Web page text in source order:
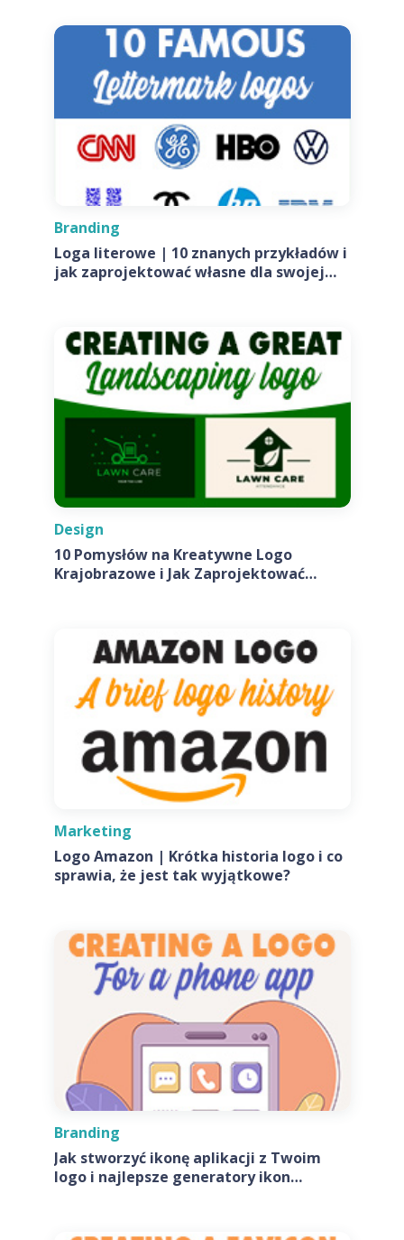
Branding
Loga literowe | 10 znanych przykładów i
jak zaprojektować własne dla swojej
Design
10 Pomysłów na Kreatywne Logo
Krajobrazowe i Jak Zaprojektować
Marketing
Logo Amazon | Krótka historia logo i co
sprawia, że jest tak wyjątkowe?
Branding
Jak stworzyć ikonę aplikacji z Twoim
logo i najlepsze generatory ikon